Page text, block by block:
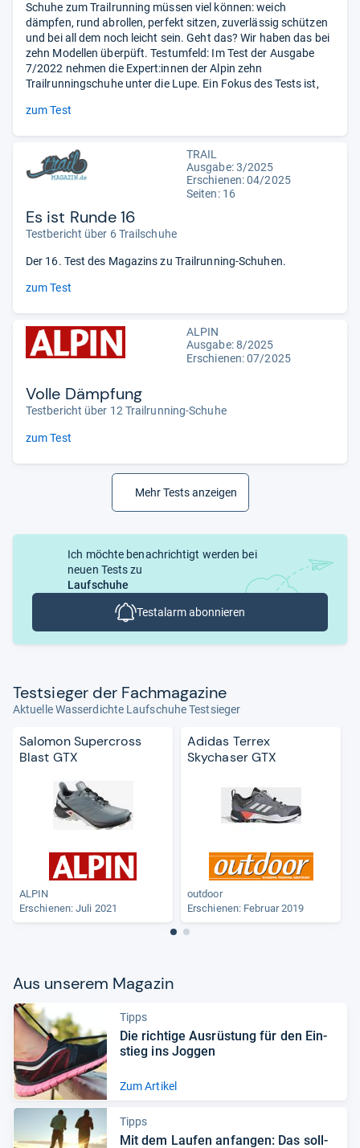
Schuhe zum Trailrunning müssen viel können: weich
dämpfen, rund abrollen, perfekt sitzen, zuverlässig schützen
und bei all dem noch leicht sein. Geht das? Wir haben das bei
zehn Modellen überpüft. Testumfeld: Im Test der Ausgabe
7/2022 nehmen die Expert:innen der Alpin zehn
Trailrunningschuhe unter die Lupe. Ein Fokus des Tests ist,
zum Test
TRAIL
Ausgabe: 3/2025
Erschienen: 04/2025
Seiten: 16
Es ist Runde 16
Testbericht über 6 Trailschuhe
Der 16. Test des Magazins zu Trailrunning-Schuhen.
zum Test
ALPIN
Ausgabe: 8/2025
Erschienen: 07/2025
Volle Dämpfung
Testbericht über 12 Trailrunning-Schuhe
zum Test
Mehr Tests anzeigen
Ich möchte benachrichtigt werden bei
neuen Tests zu
Laufschuhe
Testalarm abonnieren
Test­sie­ger der Fach­ma­ga­zine
Aktuelle Wasserdichte Laufschuhe Testsieger
Salomon Supercross
Blast GTX
ALPIN
Erschienen: Juli 2021
Adidas Terrex
Skychaser GTX
outdoor
Erschienen: Februar 2019
Aus unse­rem Maga­zin
Tipps
Die rich­tige Aus­rüs­tung für den Ein­
stieg ins Jog­gen
Zum Artikel
Tipps
Mit dem Lau­fen anfan­gen: Das soll­